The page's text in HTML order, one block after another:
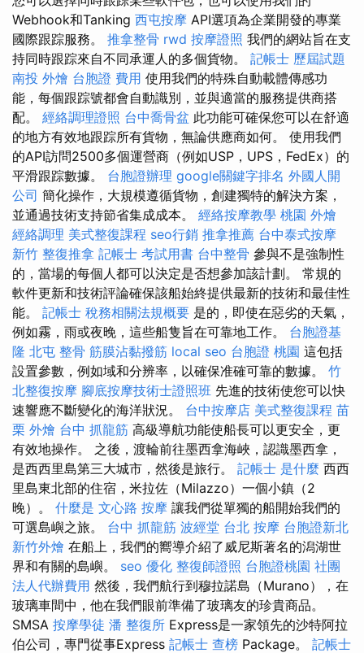
Webhook和Tanking 西屯按摩 API選項為企業開發的專業
國際跟踪服務。 推拿整骨 rwd 按摩證照 我們的網站旨在支
持同時跟踪來自不同承運人的多個貨物。 記帳士 歷屆試題
南投 外燴 台胞證 費用 使用我們的特殊自動載體傳感功
能，每個跟踪號都會自動識別，並與適當的服務提供商搭
配。 經絡調理證照 台中喬骨盆 此功能可確保您可以在舒適
的地方有效地跟踪所有貨物，無論供應商如何。 使用我們
的API訪問2500多個運營商（例如USP，UPS，FedEx）的
平滑跟踪數據。 台胞證辦理 google關鍵字排名 外國人開
公司 簡化操作，大規模遵循貨物，創建獨特的解決方案，
並通過技術支持節省集成成本。 經絡按摩教學 桃園 外燴
經絡調理 美式整復課程 seo行銷 推拿推薦 台中泰式按摩
新竹 整復推拿 記帳士 考試用書 台中整骨 參與不是強制性
的，當場的每個人都可以決定是否想參加該計劃。 常規的
軟件更新和技術評論確保該船始終提供最新的技術和最佳性
能。 記帳士 稅務相關法規概要 是的，即使在惡劣的天氣，
例如霧，雨或夜晚，這些船隻旨在可靠地工作。 台胞證基
隆 北屯 整骨 筋膜沾黏撥筋 local seo 台胞證 桃園 這包括
設置參數，例如域和分辨率，以確保准確可靠的數據。 竹
北整復按摩 腳底按摩技術士證照班 先進的技術使您可以快
速響應不斷變化的海洋狀況。 台中按摩店 美式整復課程 苗
栗 外燴 台中 抓龍筋 高級導航功能使船長可以更安全，更
有效地操作。 之後，渡輪前往墨西拿海峽，認識墨西拿，
是西西里島第三大城市，然後是旅行。 記帳士 是什麼 西西
里島東北部的住宿，米拉佐（Milazzo）一個小鎮（2
晚）。 什麼是 文心路 按摩 讓我們從單獨的船開始我們的
可選島嶼之旅。 台中 抓龍筋 波經堂 台北 按摩 台胞證新北
新竹外燴 在船上，我們的嚮導介紹了威尼斯著名的潟湖世
界和有關的島嶼。 seo 優化 整復師證照 台胞證桃園 社團
法人代辦費用 然後，我們航行到穆拉諾島（Murano），在
玻璃車間中，他在我們眼前準備了玻璃友的珍貴商品。
SMSA 按摩學徒 潘 整復所 Express是一家領先的沙特阿拉
伯公司，專門從事Express 記帳士 查榜 Package。 記帳士